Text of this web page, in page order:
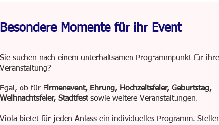
Besondere Momente für ihr Event
Sie suchen nach einem unterhaltsamen Programmpunkt für ihre
Veranstaltung?
Egal, ob für Firmenevent, Ehrung, Hochzeitsfeier, Geburtstag,
Weihnachtsfeier, Stadtfestsowie weitere Veranstaltungen.
Viola bietet für jeden Anlass ein individuelles Programm.